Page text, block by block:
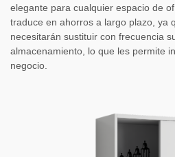
elegante para cualquier espacio de
traduce en ahorros a largo plazo, ya
necesitarán sustituir con frecuencia
almacenamiento, lo que les permite
negocio.